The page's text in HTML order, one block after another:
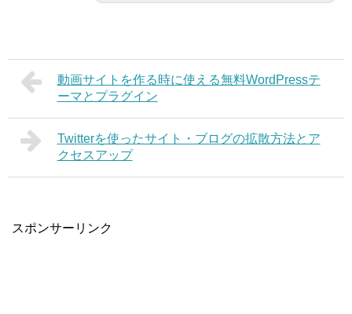
動画サイトを作る時に使える無料WordPressテ
ーマとプラグイン
Twitterを使ったサイト・ブログの拡散方法とア
クセスアップ
スポンサーリンク